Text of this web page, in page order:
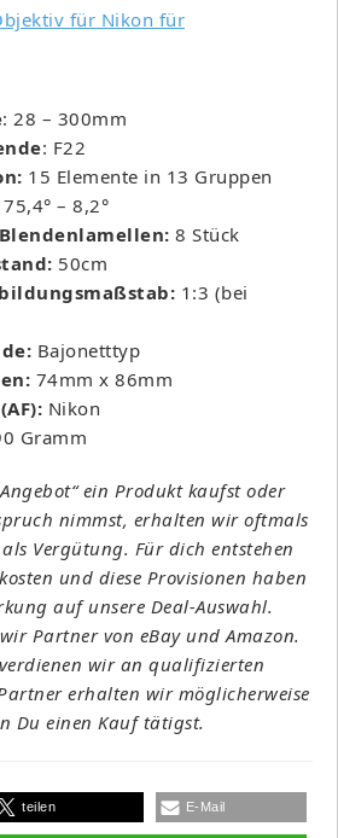
: 28 – 300mm
: F22
15 Elemente in 13 Gruppen
75,4° – 8,2°
8 Stück
50cm
1:3 (bei
Bajonetttyp
74mm x 86mm
Nikon
Gramm
ein Produkt kaufst oder
nimmst, erhalten wir oftmals
Vergütung. Für dich entstehen
und diese Provisionen haben
auf unsere Deal-Auswahl.
Partner von eBay und Amazon.
wir an qualifizierten
erhalten wir möglicherweise
Du einen Kauf tätigst.
teilen E-Mail